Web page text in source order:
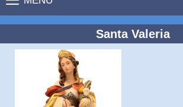
Santa Valeria